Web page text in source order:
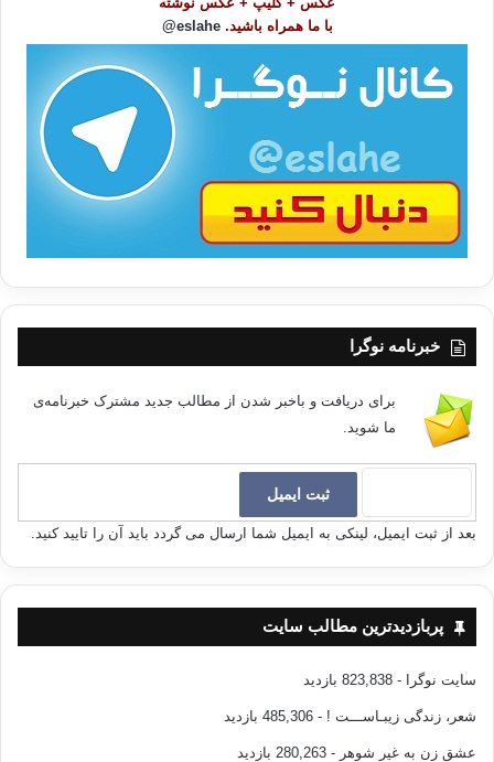
آسیای مرکزی اسلامگرایی ازبکستان قیزقیزستان
ترکمنستان
کپی آدرس
با ما همراه باشید. eslahe@
خبرنامه نوگرا
برای دریافت و باخبر شدن از مطالب جدید مشترک خبرنامه‌ی
ما شوید.
بعد از ثبت ایمیل، لینکی به ایمیل شما ارسال می گردد باید آن را تایید کنید.
پربازدیدترین مطالب سایت
سایت نوگرا - 823,838 بازدید
شعر، زندگی زیبـاســـت ! - 485,306 بازدید
عشق زن به غیر شوهر - 280,263 بازدید